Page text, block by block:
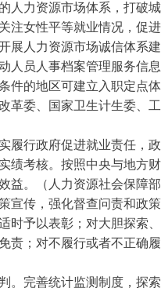
人力资源市场体系，打破
注女性平等就业情况，促
展人力资源市场诚信体系
人员人事档案管理服务信
件的地区可建立入职定点
革委、国家卫生计生委、
履行政府促进就业责任
绩考核。按照中央与地方
益。（人力资源社会保障
宣传，强化督查问责和
时予以表彰；对大胆探索
责；对不履行或者不正确
。完善统计监测制度，